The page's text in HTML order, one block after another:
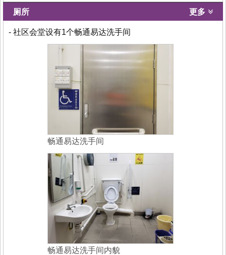
厕所 更多
- 社区会堂设有1个畅通易达洗手间
畅通易达洗手间
畅通易达洗手间内貌